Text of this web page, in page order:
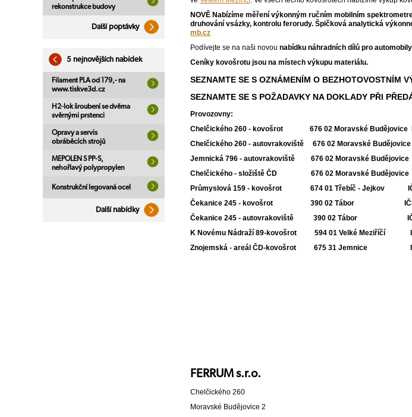
rekonstrukce budovy
Další poptávky
5 nejnovějších nabídek
Filament PLA od 179,- na
www.tiskve3d.cz
H2-lok šroubení se dvěma
svěrnými prstenci
Opravy a servis
obráběcích strojů
MEPOLEN S PP-S,
nehořlavý polypropylen
Konstrukční legovaná ocel
Další nabídky
NOVĚ Nabízíme měření výkonným ručním mobilním
druhování vsázky, kontrolu ferorudy. Špičková analytická
mb.cz
Podívejte se na naši novou nabídku náhradních dílů pro automobily
Ceníky kovošrotu jsou na místech výkupu materiálu.
SEZNAMTE SE S OZNÁMENÍM O BEZHOTOVOSTNÍM
SEZNAMTE SE S POŽADAVKY NA DOKLADY PŘI
Provozovny:
Chelčického 260 - kovošrot 676 02 Moravské Budějovice
Chelčického 260 - autovrakoviště 676 02 Moravské
Jemnická 796 - autovrakoviště 676 02 Moravské Budějovice
Chelčického - složiště ČD 676 02 Moravské Budějovice
Průmyslová 159 - kovošrot 674 01 Třebíč - Jejkov IČP:
Čekanice 245 - kovošrot 390 02 Tábor IČP:
Čekanice 245 - autovrakoviště 390 02 Tábor
K Novému Nádraží 89-kovošrot 594 01 Velké Meziříčí
Znojemská - areál ČD-kovošrot 675 31 Jemnice IČP:
FERRUM s.r.o.
Chelčického 260
Moravské Budějovice 2